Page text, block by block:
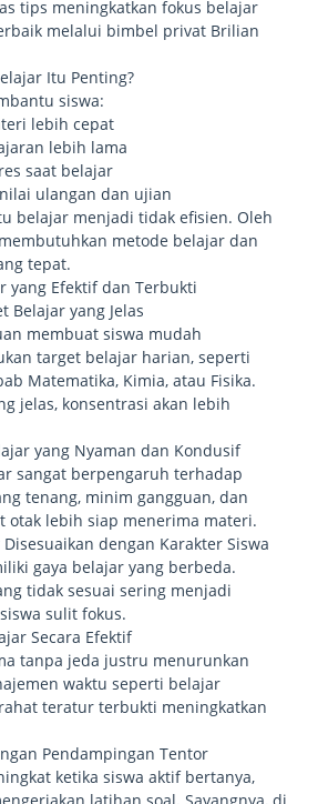
tips meningkatkan fokus belajar
melalui bimbel privat Brilian
Itu Penting?
siswa:
lebih cepat
lebih lama
saat belajar
ulangan dan ujian
belajar menjadi tidak efisien. Oleh
metode belajar dan
tepat.
yang Efektif dan Terbukti
Belajar yang Jelas
membuat siswa mudah
target belajar harian, seperti
Matematika, Kimia, atau Fisika.
jelas, konsentrasi akan lebih
yang Nyaman dan Kondusif
sangat berpengaruh terhadap
tenang, minim gangguan, dan
otak lebih siap menerima materi.
dengan Karakter Siswa
gaya belajar yang berbeda.
tidak sesuai sering menjadi
sulit fokus.
Secara Efektif
tanpa jeda justru menurunkan
waktu seperti belajar
teratur terbukti meningkatkan
Pendampingan Tentor
ketika siswa aktif bertanya,